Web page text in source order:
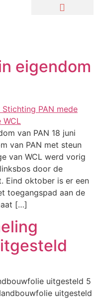
eigendom
van PAN 18 juni
van PAN met steun
van WCL werd vorig
door de
Eind oktober is er een
toegangspad aan de
[…]
uitgesteld 5
uitgesteld